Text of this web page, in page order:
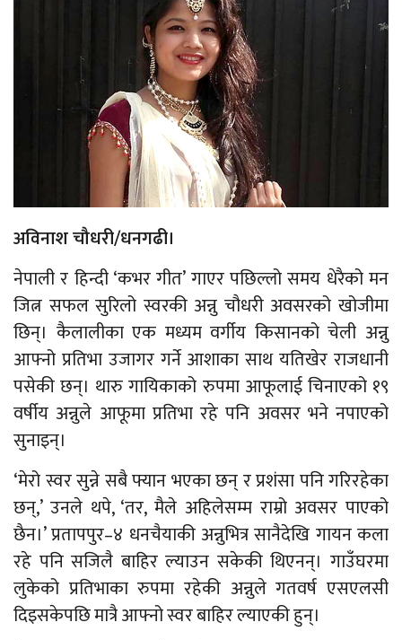
अविनाश चौधरी/धनगढी।
नेपाली र हिन्दी ‘कभर गीत’ गाएर पछिल्लो समय धेरैको मन
जित्न सफल सुरिलो स्वरकी अन्नु चौधरी अवसरको खोजीमा
छिन्। कैलालीका एक मध्यम वर्गीय किसानको चेली अन्नु
आफ्नो प्रतिभा उजागर गर्ने आशाका साथ यतिखेर राजधानी
पसेकी छन्। थारु गायिकाको रुपमा आफूलाई चिनाएको १९
वर्षीय अन्नुले आफूमा प्रतिभा रहे पनि अवसर भने नपाएको
सुनाइन्।
‘मेरो स्वर सुन्ने सबै फ्यान भएका छन् र प्रशंसा पनि गरिरहेका
छन्,’ उनले थपे, ‘तर, मैले अहिलेसम्म राम्रो अवसर पाएको
छैन।’ प्रतापपुर–४ धनचैयाकी अन्नुभित्र सानैदेखि गायन कला
रहे पनि सजिलै बाहिर ल्याउन सकेकी थिएनन्। गाउँघरमा
लुकेको प्रतिभाका रुपमा रहेकी अन्नुले गतवर्ष एसएलसी
दिइसकेपछि मात्रै आफ्नो स्वर बाहिर ल्याएकी हुन्।